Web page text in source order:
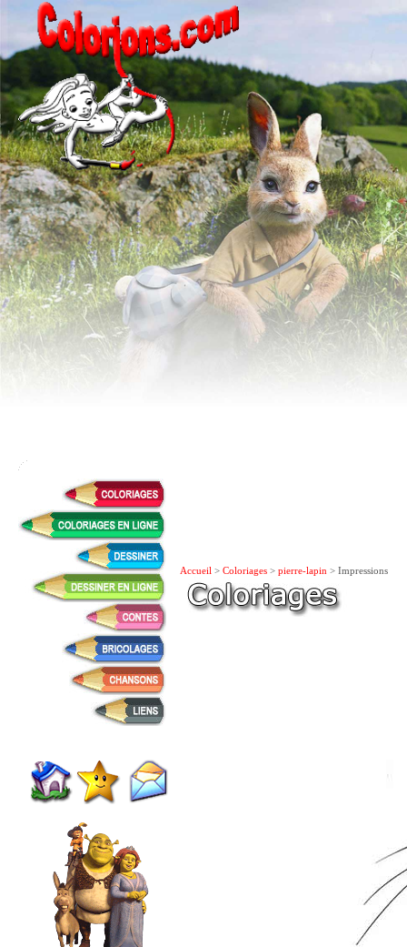
Accueil > Coloriages > pierre-lapin > Impressions